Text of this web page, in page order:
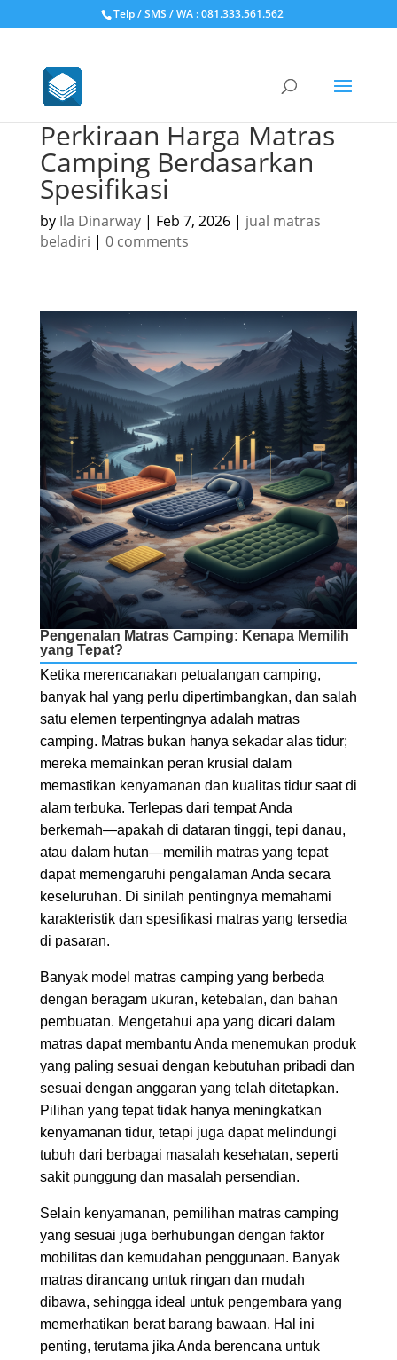
Telp / SMS / WA : 081.333.561.562
Perkiraan Harga Matras
Camping Berdasarkan
Spesifikasi
by Ila Dinarway| Feb 7, 2026| jual matras
beladiri | 0 comments
Pengenalan Matras Camping: Kenapa Memilih
yang Tepat?
Ketika merencanakan petualangan camping,
banyak hal yang perlu dipertimbangkan, dan salah
satu elemen terpentingnya adalah matras
camping. Matras bukan hanya sekadar alas tidur;
mereka memainkan peran krusial dalam
memastikan kenyamanan dan kualitas tidur saat di
alam terbuka. Terlepas dari tempat Anda
berkemah—apakah di dataran tinggi, tepi danau,
atau dalam hutan—memilih matras yang tepat
dapat memengaruhi pengalaman Anda secara
keseluruhan. Di sinilah pentingnya memahami
karakteristik dan spesifikasi matras yang tersedia
di pasaran.
Banyak model matras camping yang berbeda
dengan beragam ukuran, ketebalan, dan bahan
pembuatan. Mengetahui apa yang dicari dalam
matras dapat membantu Anda menemukan produk
yang paling sesuai dengan kebutuhan pribadi dan
sesuai dengan anggaran yang telah ditetapkan.
Pilihan yang tepat tidak hanya meningkatkan
kenyamanan tidur, tetapi juga dapat melindungi
tubuh dari berbagai masalah kesehatan, seperti
sakit punggung dan masalah persendian.
Selain kenyamanan, pemilihan matras camping
yang sesuai juga berhubungan dengan faktor
mobilitas dan kemudahan penggunaan. Banyak
matras dirancang untuk ringan dan mudah
dibawa, sehingga ideal untuk pengembara yang
memerhatikan berat barang bawaan. Hal ini
penting, terutama jika Anda berencana untuk